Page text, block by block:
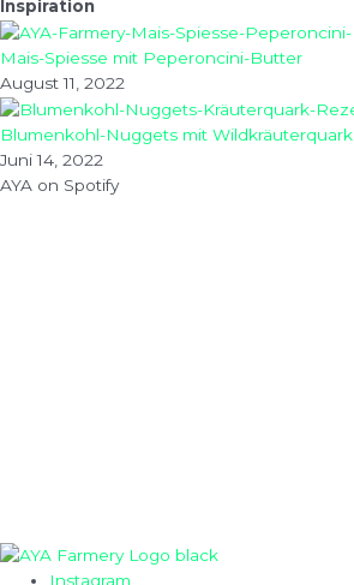
Inspiration
Mais-Spiesse mit Peperoncini-Butter
August 11, 2022
Blumenkohl-Nuggets mit Wildkräuterquark
Juni 14, 2022
AYA on Spotify
Instagram